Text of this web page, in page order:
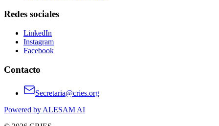
Redes sociales
LinkedIn
Instagram
Facebook
Contacto
Secretaria@cries.org
Powered by ALESAM AI